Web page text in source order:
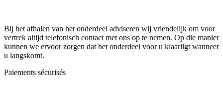
Bij het afhalen van het onderdeel adviseren wij vriendelijk om voor
vertrek altijd telefonisch contact met ons op te nemen. Op die manier
kunnen we ervoor zorgen dat het onderdeel voor u klaarligt wanneer
u langskomt.
Paiements sécurisés